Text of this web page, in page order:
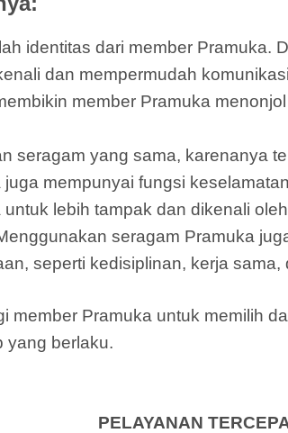
identitas dari member
dan mempermudah
member Pramuka
seragam yang sama, karenanya
mempunyai fungsi
lebih tampak dan dikenali
seragam Pramuka
seperti kedisiplinan, kerja
member Pramuka untuk memilih
yang berlaku.
PELAYANAN